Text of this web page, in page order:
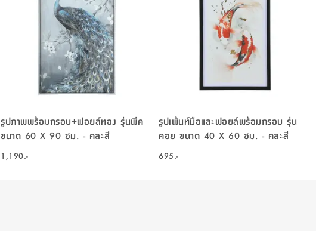
รูปภาพพร้อมกรอบ+ฟอยล์ทอง รุ่นพีค
ขนาด 60 X 90 ซม. - คละสี
1,190.-
รูปเพ้นท์มือและฟอยล์พร้อมกรอบ รุ่น
คอย ขนาด 40 X 60 ซม. - คละสี
695.-